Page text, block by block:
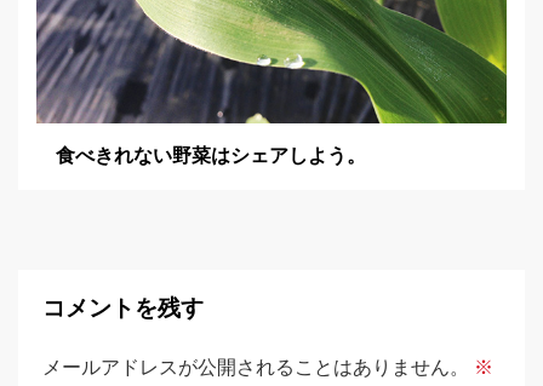
食べきれない野菜はシェアしよう。
コメントを残す
メールアドレスが公開されることはありません。
※